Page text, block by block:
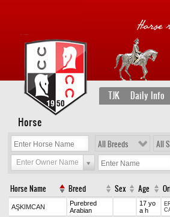
TJK Daily Info
Horse
All Breeds All
Enter Owner Name
Horse Name Breed Sex Age
AŞKIMCAN
Purebred
Arabian
17 yo
a h